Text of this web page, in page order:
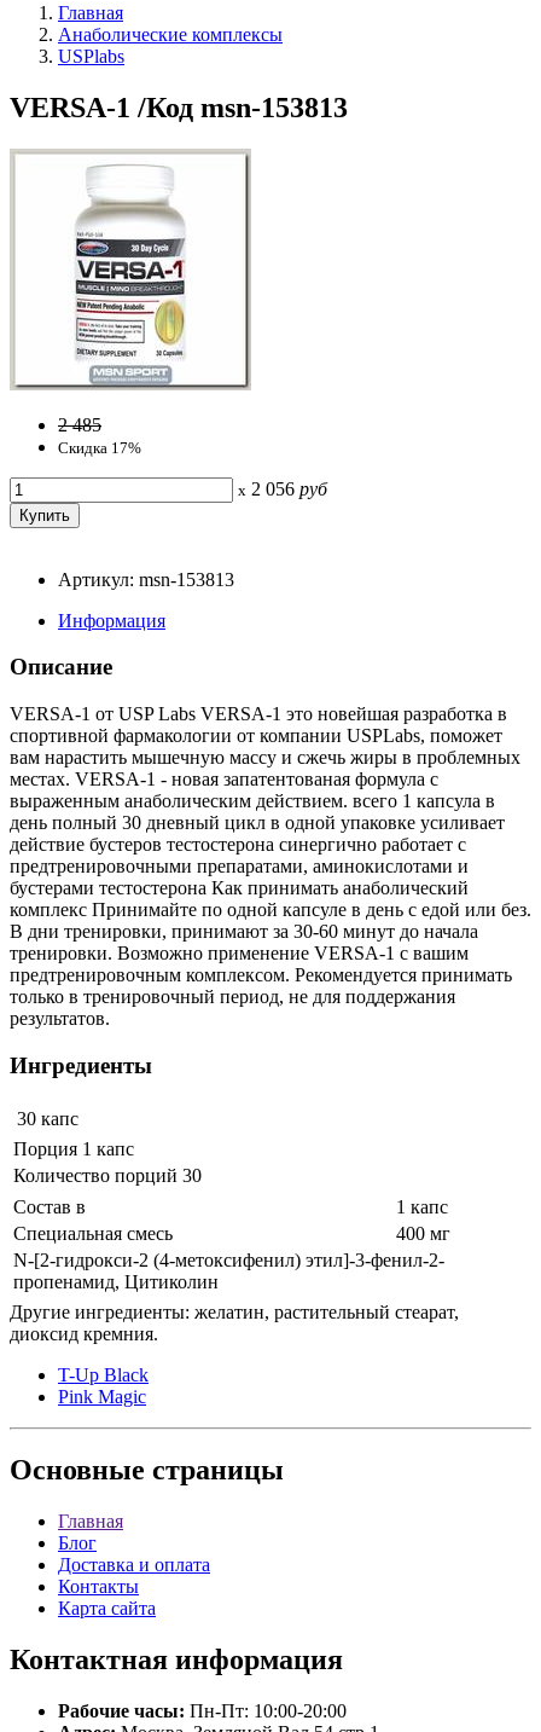
Главная
Анаболические комплексы
USPlabs
VERSA-1 /Код msn-153813
2 485
Скидка 17%
x 2 056 руб
Артикул: msn-153813
Информация
Описание
VERSA-1 от USP Labs VERSA-1 это новейшая разработка в
спортивной фармакологии от компании USPLabs, поможет
вам нарастить мышечную массу и сжечь жиры в проблемных
местах. VERSA-1 - новая запатентованая формула с
выраженным анаболическим действием. всего 1 капсула в
день полный 30 дневный цикл в одной упаковке усиливает
действие бустеров тестостерона синергично работает с
предтренировочными препаратами, аминокислотами и
бустерами тестостерона Как принимать анаболический
комплекс Принимайте по одной капсуле в день с едой или без.
В дни тренировки, принимают за 30-60 минут до начала
тренировки. Возможно применение VERSA-1 с вашим
предтренировочным комплексом. Рекомендуется принимать
только в тренировочный период, не для поддержания
результатов.
Ингредиенты
30 капс
Порция 1 капс
Количество порций 30
Состав в
1 капс
Специальная смесь
400 мг
N-[2-гидрокси-2 (4-метоксифенил) этил]-3-фенил-2-
пропенамид, Цитиколин
Другие ингредиенты: желатин, растительный стеарат,
диоксид кремния.
T-Up Black
Pink Magic
Основные страницы
Главная
Блог
Доставка и оплата
Контакты
Карта сайта
Контактная информация
Рабочие часы: Пн-Пт: 10:00-20:00